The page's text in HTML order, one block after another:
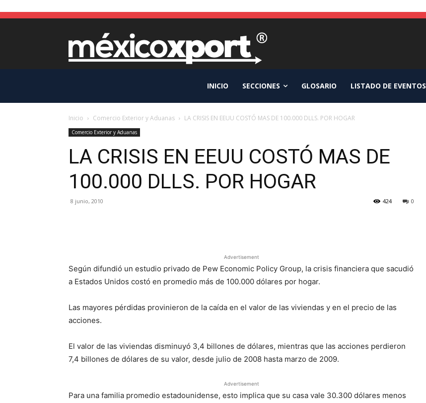
INICIO SECCIONES GLOSARIO LISTADO DE EVENTOS
Inicio Comercio Exterior y Aduanas LA CRISIS EN EEUU COSTÓ MAS DE 100.000 DLLS. POR HOGAR
Comercio Exterior y Aduanas
LA CRISIS EN EEUU COSTÓ MAS DE
100.000 DLLS. POR HOGAR
8 junio, 2010 0
424
Advertisement
Según difundió un estudio privado de Pew Economic Policy Group, la crisis financiera que sacudió
a Estados Unidos costó en promedio más de 100.000 dólares por hogar.
Las mayores pérdidas provinieron de la caída en el valor de las viviendas y en el precio de las
acciones.
El valor de las viviendas disminuyó 3,4 billones de dólares, mientras que las acciones perdieron
7,4 billones de dólares de su valor, desde julio de 2008 hasta marzo de 2009.
Advertisement
Para una familia promedio estadounidense, esto implica que su casa vale 30.300 dólares menos